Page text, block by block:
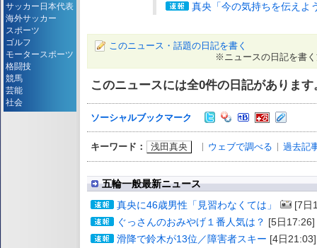
真央「今の気持ちを伝えよ
このニュース・話題の日記を書く
※ニュースの日記を書
このニュースには全0件の日記があります
ソーシャルブックマーク
キーワード： 浅田真央 ウェブで調べる 過去記
五輪一般最新ニュース
真央に46歳男性「見習わなくては」
[7日
ぐっさんのおみやげ１番人気は？ [5日17:26]
滑降で鈴木が13位／障害者スキー [4日21:03]
サッカー日本代表
海外サッカー
スポーツ
ゴルフ
モータースポーツ
格闘技
競馬
芸能
社会